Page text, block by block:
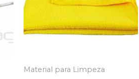
Material para Limpeza